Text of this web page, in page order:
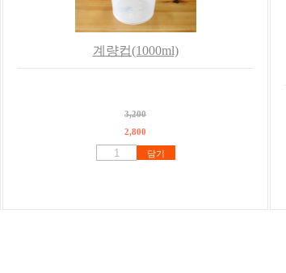
계량컵(1000ml)
3,200
2,800
담기